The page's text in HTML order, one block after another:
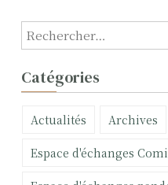
R
e
h
Catégories
Actualités Archives
Espace d'échanges